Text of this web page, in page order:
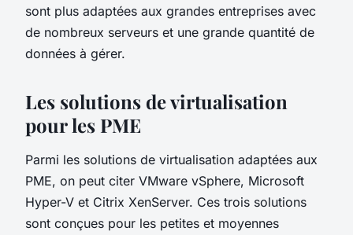
sont plus adaptées aux grandes entreprises avec
de nombreux serveurs et une grande quantité de
données à gérer.
Les solutions de virtualisation
pour les PME
Parmi les solutions de virtualisation adaptées aux
PME, on peut citer VMware vSphere, Microsoft
Hyper-V et Citrix XenServer. Ces trois solutions
sont conçues pour les petites et moyennes